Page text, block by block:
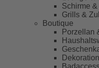
Schirme
Grills &
Boutique
Porzellan
Dekoration